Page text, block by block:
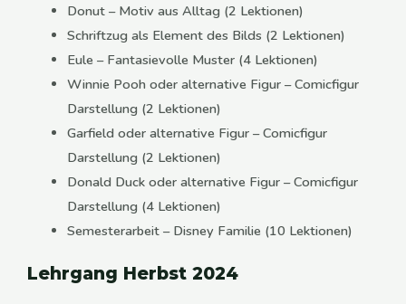
Donut – Motiv aus Alltag (2 Lektionen)
Schriftzug als Element des Bilds (2 Lektionen)
Eule – Fantasievolle Muster (4 Lektionen)
Winnie Pooh oder alternative Figur – Comicfigur
Darstellung (2 Lektionen)
Garfield oder alternative Figur – Comicfigur
Darstellung (2 Lektionen)
Donald Duck oder alternative Figur – Comicfigur
Darstellung (4 Lektionen)
Semesterarbeit – Disney Familie (10 Lektionen)
Lehrgang Herbst 2024